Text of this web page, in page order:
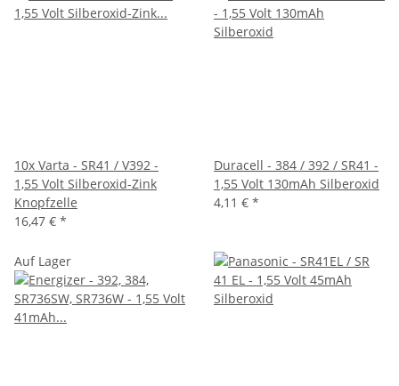
10x Varta - SR41 / V392 -
1,55 Volt Silberoxid-Zink
Knopfzelle
16,47 € *
Duracell - 384 / 392 / SR41 -
1,55 Volt 130mAh Silberoxid
4,11 € *
Auf Lager